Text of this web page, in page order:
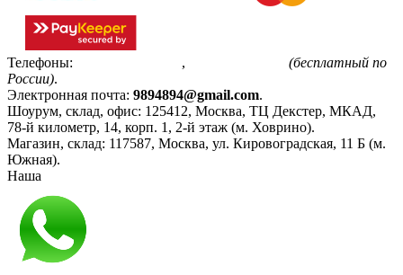
Телефоны: ,
(бесплатный по
России).
Электронная почта: 9894894@gmail.com.
Шоурум, склад, офис: 125412, Москва, ТЦ Декстер, МКАД,
78-й километр, 14, корп. 1, 2-й этаж (м. Ховрино).
Магазин, склад: 117587, Москва, ул. Кировоградская, 11 Б (м.
Южная).
Наша